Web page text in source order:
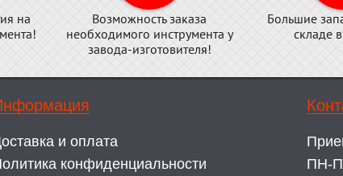
на
Возможность заказа
необходимого инструмента у
завода-изготовителя!
Большие
складе
и оплата
конфиденциальности
ПН-